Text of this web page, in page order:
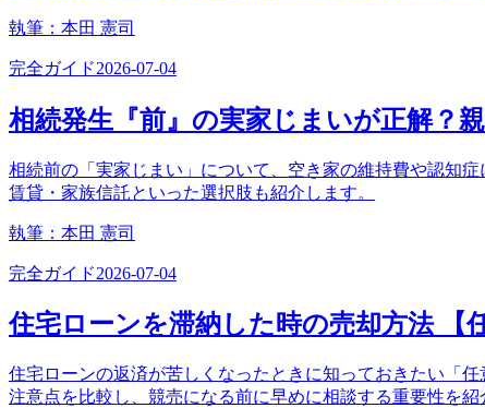
執筆： 本田 憲司
完全ガイド2026-07-04
相続発生『前』の実家じまいが正解？
相続前の「実家じまい」について、空き家の維持費や認知
賃貸・家族信託といった選択肢も紹介します。
執筆： 本田 憲司
完全ガイド2026-07-04
住宅ローンを滞納した時の売却方法 【
住宅ローンの返済が苦しくなったときに知っておきたい「
注意点を比較し、競売になる前に早めに相談する重要性を紹